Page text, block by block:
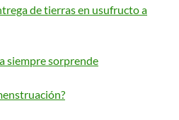
de tierras en usufructo a
siempre sorprende